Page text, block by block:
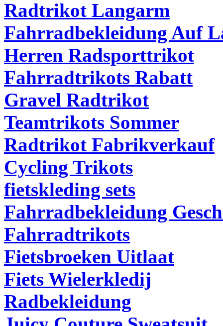
Radtrikot Langarm
Fahrradbekleidung Auf
Herren Radsporttrikot
Fahrradtrikots Rabatt
Gravel Radtrikot
Teamtrikots Sommer
Radtrikot Fabrikverkauf
Cycling Trikots
fietskleding sets
Fahrradbekleidung
Fahrradtrikots
Fietsbroeken Uitlaat
Fiets Wielerkledij
Radbekleidung